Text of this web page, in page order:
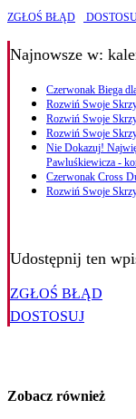
ZGŁOŚ BŁĄD
Najnowsze w:
Czerwonak Biega
Rozwiń Swoje
Rozwiń Swoje
Rozwiń Swoje
Nie Dokazuj!
Pawluśkiewicza -
Czerwonak Cross
Rozwiń Swoje
Udostępnij ten
ZGŁOŚ BŁĄD
DOSTOSUJ
Zobacz również